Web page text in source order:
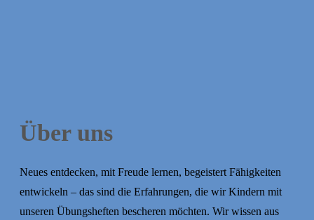
Über uns
Neues entdecken, mit Freude lernen, begeistert Fähigkeiten
entwickeln – das sind die Erfahrungen, die wir Kindern mit
unseren Übungsheften bescheren möchten. Wir wissen aus